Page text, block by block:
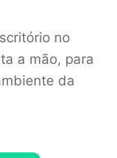
no
a mão, para
da